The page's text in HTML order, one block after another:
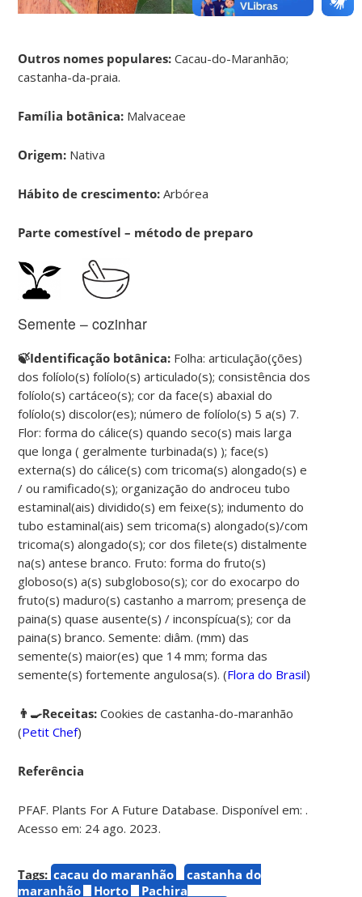
Outros nomes populares: Cacau-do-Maranhão;
castanha-da-praia.
Família botânica: Malvaceae
Origem: Nativa
Hábito de crescimento: Arbórea
Parte comestível – método de preparo
Semente – cozinhar
🍃Identificação botânica: Folha: articulação(ções)
dos folíolo(s) folíolo(s) articulado(s); consistência dos
folíolo(s) cartáceo(s); cor da face(s) abaxial do
folíolo(s) discolor(es); número de folíolo(s) 5 a(s) 7.
Flor: forma do cálice(s) quando seco(s) mais larga
que longa ( geralmente turbinada(s) ); face(s)
externa(s) do cálice(s) com tricoma(s) alongado(s) e
/ ou ramificado(s); organização do androceu tubo
estaminal(ais) dividido(s) em feixe(s); indumento do
tubo estaminal(ais) sem tricoma(s) alongado(s)/com
tricoma(s) alongado(s); cor dos filete(s) distalmente
na(s) antese branco. Fruto: forma do fruto(s)
globoso(s) a(s) subgloboso(s); cor do exocarpo do
fruto(s) maduro(s) castanho a marrom; presença de
paina(s) quase ausente(s) / inconspícua(s); cor da
paina(s) branco. Semente: diâm. (mm) das
semente(s) maior(es) que 14 mm; forma das
semente(s) fortemente angulosa(s). (Flora do Brasil)
👨‍🍳Receitas:Cookies de castanha-do-maranhão
(Petit Chef)
Referência
PFAF. Plants For A Future Database. Disponível em: .
Acesso em: 24 ago. 2023.
Tags: cacau do maranhão
castanha do
maranhão
Horto
Pachira